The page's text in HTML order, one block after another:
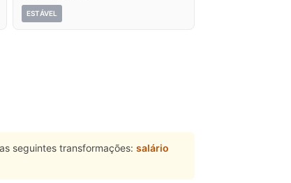
ESTÁVEL
seguintes transformações: salário